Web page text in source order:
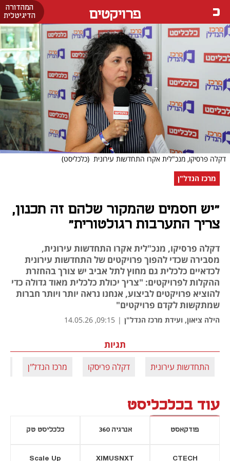
המהדורה
הדיגיטלית
פרויקטים
דקלה פרסיקו, מנכ"לית אקרו התחדשות עירונית (כלכליסט)
מרכז הנדל"ן
"יש חסמים שהמקור שלהם זה תכנון,
צריך התערבות רגולטורית"
דקלה פרסיקו, מנכ"לית אקרו התחדשות עירונית,
מסבירה שכדי להפוך פרויקטים של התחדשות עירונית
לכדאיים כלכלית גם מחוץ לתל אביב יש צורך בהחזרת
ההקלות לפרויקטים: "צריך יכולת כלכלית מאוד גדולה כדי
להוציא פרויקטים לביצוע, אנחנו נראה יותר ויותר חברות
שמתקשות לקדם פרויקטים"
הילה ציאון, ועידת מרכז הנדל"ן |
09:15, 14.05.26
תגיות
התחדשות עירונית דקלה פריסקו מרכז הנדל"ן
עוד בכלכליסט
פודקאסט אנרגיה 360 כלכליסט טק
CTECH
XIMUSNXT
Scale Up